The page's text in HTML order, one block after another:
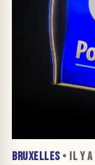
BRUXELLES• IL Y A